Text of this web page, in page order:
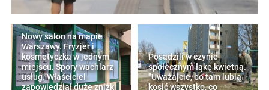
Nowy salon na mapie
Warszawy. Fryzjer i
kosmetyczka w jednym
miejscu. Spory wachlarz
usług. Właściciel
zapowiedział duże zniżki
Posadzili w czynie
społecznym łąkę kwietną.
"Uważajcie, bo tam lubią
kosić wszystko, co